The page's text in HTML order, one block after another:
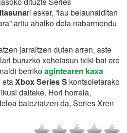
ri esker, “lau belaunalditan
aritu ahalko dela nabarmendu
jarraitzen duten arren, aste
buruzko xehetasun txiki bat ere
berrikoagintearen kaxa
etaXbox Series S kontsoletarako
daiteke. Hori horrela,
baieztatzen da, Series Xren